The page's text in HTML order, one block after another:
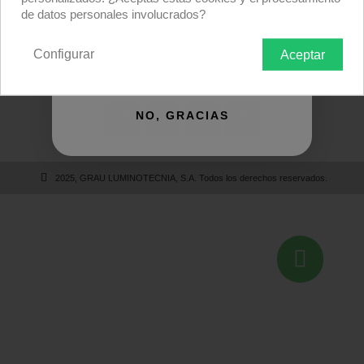
Calle de Huelva, 12
08940 Cornellà de Llobregat (Barcelona)
2025, GRAU LUMINOTECNIA, S.A. Todos los derechos reservados.
de datos personales involucrados?
Aceptar
Configurar
NO, GRACIAS